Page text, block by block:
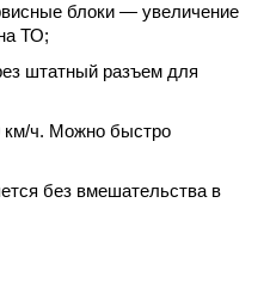
блоки — увеличение
ТО;
штатный разъем для
км/ч. Можно быстро
без вмешательства в